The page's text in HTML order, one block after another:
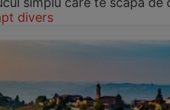
divers